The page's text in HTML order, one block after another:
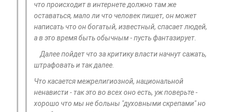
что происходит в интернете должно там же
оставаться, мало ли что человек пишет, он может
написать что он богатый, известный, спасает людей,
а в это время быть обычным - пусть фантазирует.
Далее пойдет что за критику власти начнут сажать,
штрафовать и так далее.
Что касается межрелигиозной, национальной
ненависти - так это во всех оно есть, уж поверьте -
хорошо что мы не больны "духовными скрепами" но